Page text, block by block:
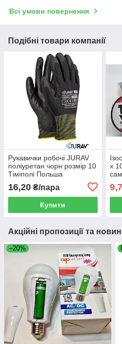
Всі умови повернення
Подібні товари компанії
Рукавички робочі JURAV
поліуретан чорн розмір 10
Тіміполі Польша
16,20 ₴/пара
Купити
х
Акційні пропозиції та
–20%